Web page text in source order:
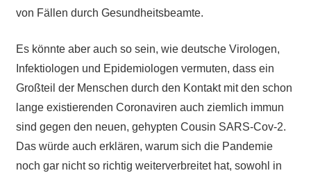
von Fällen durch Gesundheitsbeamte.
Es könnte aber auch so sein, wie deutsche Virologen,
Infektiologen und Epidemiologen vermuten, dass ein
Großteil der Menschen durch den Kontakt mit den schon
lange existierenden Coronaviren auch ziemlich immun
sind gegen den neuen, gehypten Cousin SARS-Cov-2.
Das würde auch erklären, warum sich die Pandemie
noch gar nicht so richtig weiterverbreitet hat, sowohl in